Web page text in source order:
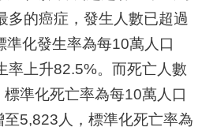
多的癌症，發生人數已超過
準化發生率為每10萬人口
率上升82.5%。而死亡人數
標準化死亡率為每10萬人口
至5,823 人，標準化死亡率為